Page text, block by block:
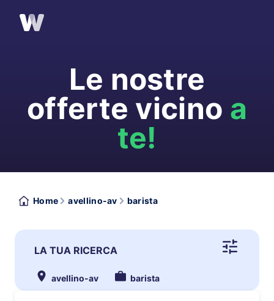
Le nostre
offerte vicino a
te!
Home avellino-av barista
LA TUA RICERCA
avellino-av barista